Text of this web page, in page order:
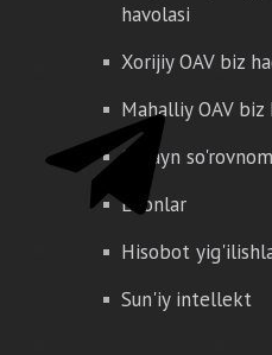
havolasi
Xorijiy OAV biz
Mahalliy OAV biz
Onlayn
E'lonlar
Hisobot
Sun'iy intellekt